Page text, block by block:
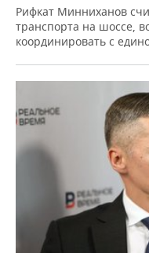
Рифкат Минниханов
транспорта на шоссе,
координировать с